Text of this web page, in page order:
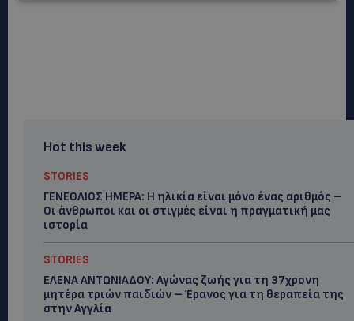
Hot this week
STORIES
ΓΕΝΕΘΛΙΟΣ ΗΜΕΡΑ: Η ηλικία είναι μόνο ένας αριθμός –
Οι άνθρωποι και οι στιγμές είναι η πραγματική μας
ιστορία
STORIES
ΕΛΕΝΑ ΑΝΤΩΝΙΑΔΟΥ: Αγώνας ζωής για τη 37χρονη
μητέρα τριών παιδιών – Έρανος για τη θεραπεία της
στην Αγγλία